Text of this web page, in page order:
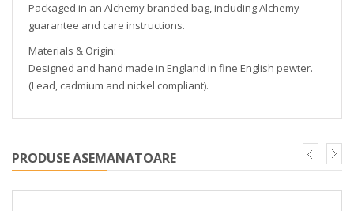
Packaged in an Alchemy branded bag, including Alchemy
guarantee and care instructions.
Materials & Origin:
Designed and hand made in England in fine English pewter.
(Lead, cadmium and nickel compliant).
PRODUSE ASEMANATOARE